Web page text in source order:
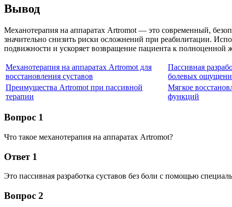
Вывод
Механотерапия на аппаратах Artromot — это современный,
значительно снизить риски осложнений при реабилитации.
подвижности и ускоряет возвращение пациента к полноценной
Механотерапия на аппаратах Artromot для
восстановления суставов
Пассивная
болевых
Преимущества Artromot при пассивной
терапии
Мягкое
функций
Вопрос 1
Что такое механотерапия на аппаратах Artromot?
Ответ 1
Это пассивная разработка суставов без боли с помощью
Вопрос 2